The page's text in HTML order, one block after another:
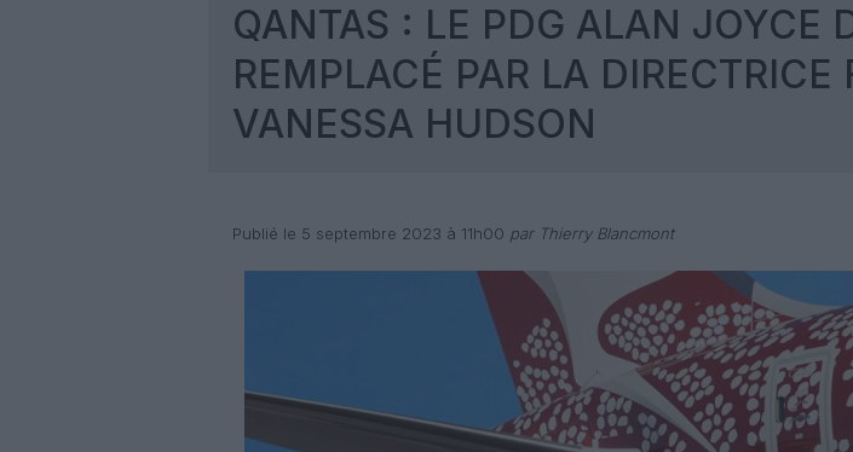
QANTAS : LE PDG ALAN JOYCE
REMPLACÉ PAR LA DIRECTRICE
VANESSA HUDSON
Publié le 5 septembre 2023 à 11h00 par Thierry Blancmont